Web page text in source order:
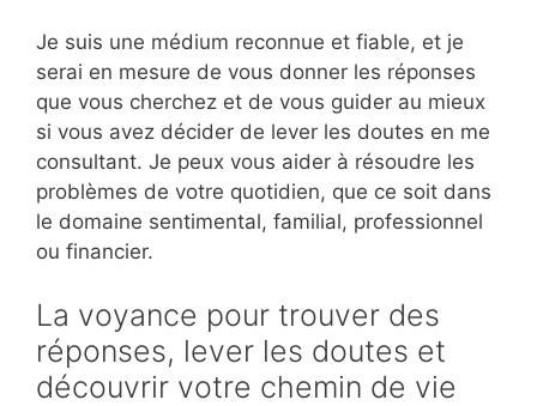
Je suis une médium reconnue et fiable, et je
serai en mesure de vous donner les réponses
que vous cherchez et de vous guider au mieux
si vous avez décider de lever les doutes en me
consultant. Je peux vous aider à résoudre les
problèmes de votre quotidien, que ce soit dans
le domaine sentimental, familial, professionnel
ou financier.
La voyance pour trouver des
réponses, lever les doutes et
découvrir votre chemin de vie